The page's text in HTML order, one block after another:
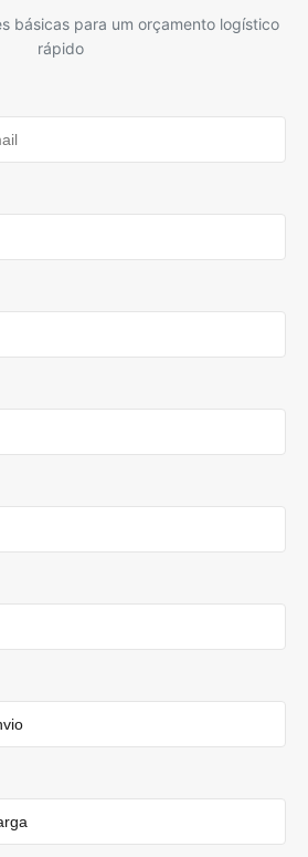
básicas para um orçamento logístico
rápido